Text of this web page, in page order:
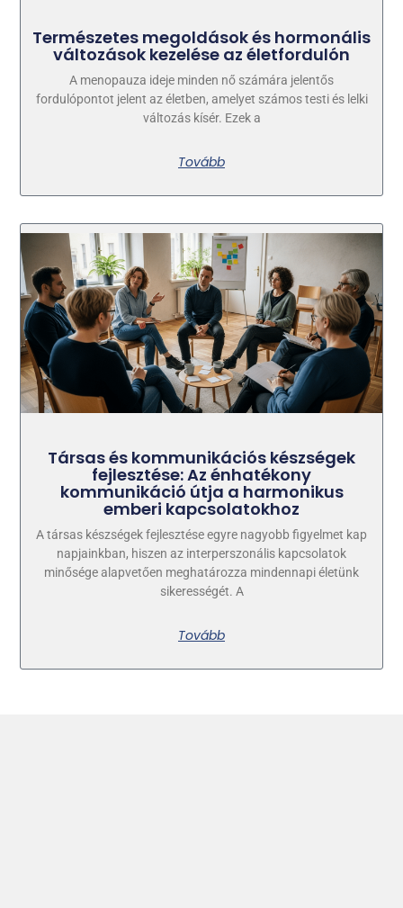
Természetes megoldások és hormonális
változások kezelése az életfordulón
A menopauza ideje minden nő számára jelentős
fordulópontot jelent az életben, amelyet számos testi és lelki
változás kísér. Ezek a
Tovább
Társas és kommunikációs készségek
fejlesztése: Az énhatékony
kommunikáció útja a harmonikus
emberi kapcsolatokhoz
A társas készségek fejlesztése egyre nagyobb figyelmet kap
napjainkban, hiszen az interperszonális kapcsolatok
minősége alapvetően meghatározza mindennapi életünk
sikerességét. A
Tovább